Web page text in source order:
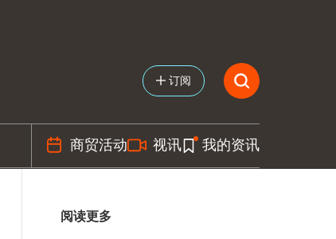
订阅
商贸活动 视讯 我的资讯
阅读更多